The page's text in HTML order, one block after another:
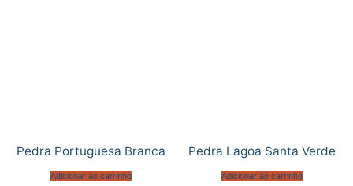
Pedra Portuguesa Branca
Adicionar ao carrinho
Pedra Lagoa Santa Verde
Adicionar ao carrinho